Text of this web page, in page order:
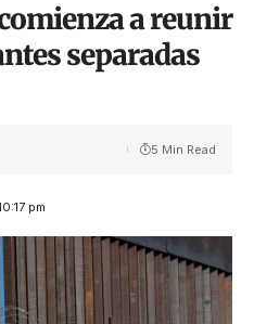
a reunir
separadas
pm
5 Min Read